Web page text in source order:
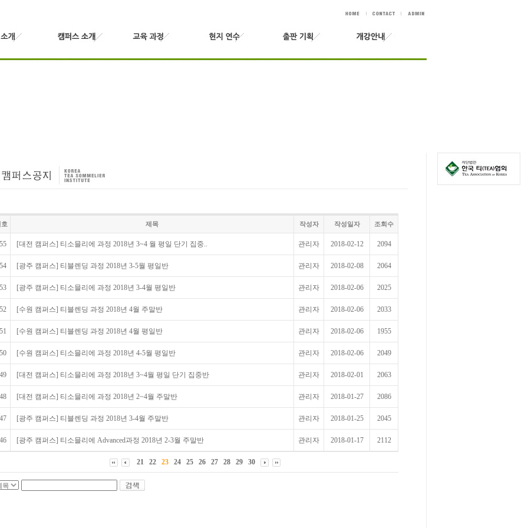
제목 작성자 작성일자 조회수
[대전 캠퍼스] 티소믈리에 과정 2018년 3~4 월 평일 단기 집중.. 관리자 2018-02-12 2094
[광주 캠퍼스] 티블렌딩 과정 2018년 3-5월 평일반 관리자 2018-02-08 2064
[광주 캠퍼스] 티소믈리에 과정 2018년 3-4월 평일반 관리자 2018-02-06 2025
[수원 캠퍼스] 티블렌딩 과정 2018년 4월 주말반 관리자 2018-02-06 2033
[수원 캠퍼스] 티블렌딩 과정 2018년 4월 평일반 관리자 2018-02-06 1955
[수원 캠퍼스] 티소믈리에 과정 2018년 4-5월 평일반 관리자 2018-02-06 2049
[대전 캠퍼스] 티소믈리에 과정 2018년 3~4월 평일 단기 집중반 관리자 2018-02-01 2063
[대전 캠퍼스] 티소믈리에 과정 2018년 2~4월 주말반 관리자 2018-01-27 2086
[광주 캠퍼스] 티블렌딩 과정 2018년 3-4월 주말반 관리자 2018-01-25 2045
[광주 캠퍼스] 티소믈리에 Advanced과정 2018년 2-3월 주말반 관리자 2018-01-17 2112
21 22 23 24 25 26 27 28 29 30